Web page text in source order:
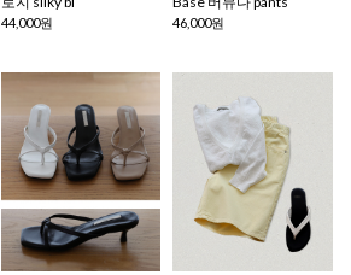
44,000원 46,000원